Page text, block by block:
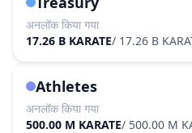
अनलॉक किया गया
17.26 B KARATE/ 17.26 B
Athletes
अनलॉक किया गया
500.00 M KARATE/ 500.00 M